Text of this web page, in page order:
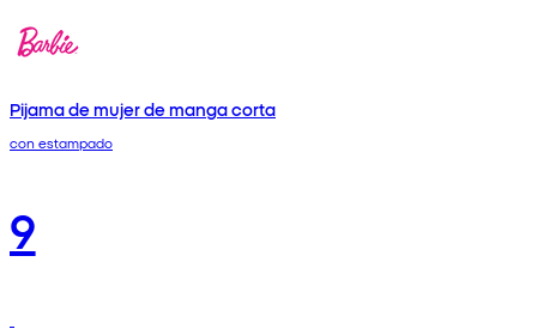
Pijama de mujer de manga corta
con estampado
9